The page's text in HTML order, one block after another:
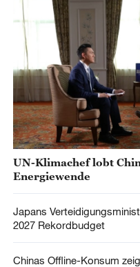
UN-Klimachef lobt
Energiewende
Japans
2027 Rekordbudget
Chinas Offline-Konsum